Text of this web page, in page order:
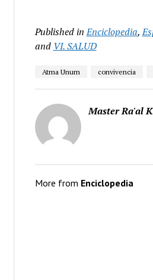
Published in Enciclopedia,
and VI. SALUD
Atma Unum convivencia
Master Ra'al
More from Enciclopedia